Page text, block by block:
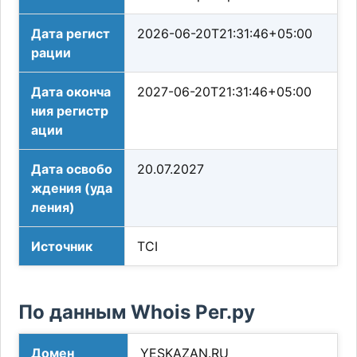
Дата регист
рации
2026-06-20T21:31:46+05:00
Дата оконча
ния регистр
ации
2027-06-20T21:31:46+05:00
Дата освобо
ждения (уда
ления)
20.07.2027
Источник TCI
По данным Whois Рег.ру
Домен YESKAZAN.RU